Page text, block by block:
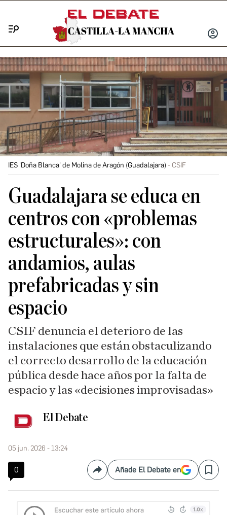
INICIAR
IES 'Doña Blanca' de Molina de Aragón (Guadalajara) CSIF
Guadalajara se educa en
centros con «problemas
estructurales»: con
andamios, aulas
prefabricadas y sin
espacio
CSIF denuncia el deterioro de las
instalaciones que están obstaculizando
el correcto desarrollo de la educación
pública desde hace años por la falta de
espacio y las «decisiones improvisadas»
El Debate
05 jun. 2026 - 13:24
0 CompartirAñade El Debate en Save